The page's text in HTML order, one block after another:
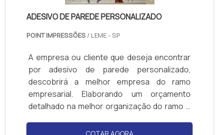
ADESIVO DE PAREDE PERSONALIZADO
POINT IMPRESSÕES / LEME - SP
A empresa ou cliente que deseja encontrar
por adesivo de parede personalizado,
descobrirá a melhor empresa do ramo
empresarial. Elaborando um orçamento
detalhado na melhor organização do ramo e
qualidade.ALGUNS DETALHES SOBRE